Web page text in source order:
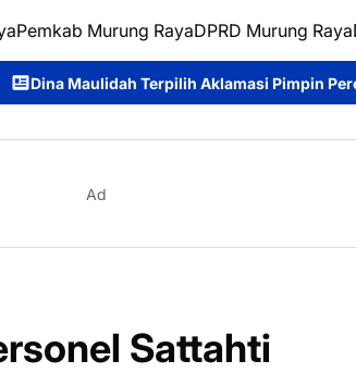
Pemkab Murung RayaDPRD Murung Raya
Aklamasi Pimpin Perempuan Bangsa
Ad
Sattahti